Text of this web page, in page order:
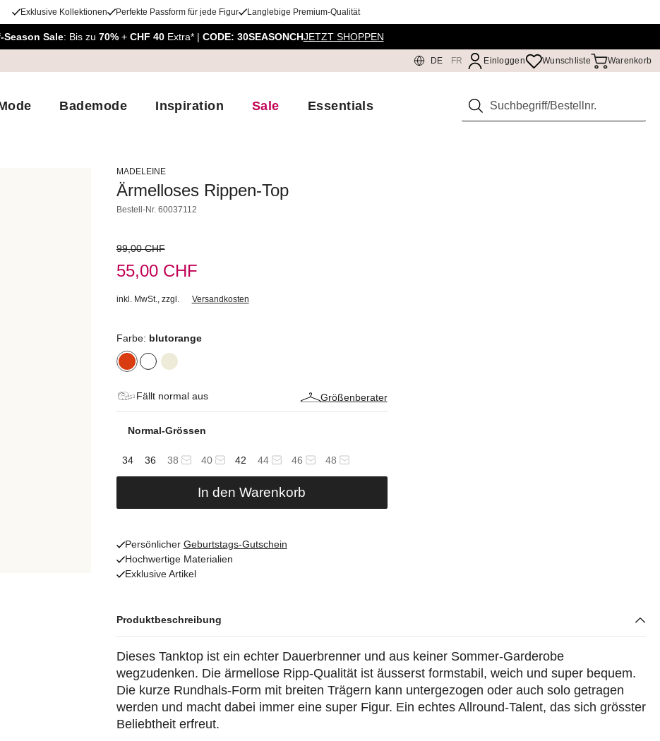
Exklusive Kollektionen Perfekte Passform für jede Figur Langlebige Premium-Qualität
Season Sale: Bis zu 70%+ CHF 40 Extra* | CODE: 30SEASONCHJETZT SHOPPEN
DE FR Einloggen Wunschliste Warenkorb
Bademode Inspiration Sale Essentials Suchen
MADELEINE
Ärmelloses Rippen-Top
Bestell-Nr. 60037112
99,00 CHF
55,00 CHF
inkl. MwSt., zzgl. Versandkosten
Farbe: blutorange
Fällt normal aus Größenberater
Normal-Grössen
34 36 38 40 42 44 46 48
In den Warenkorb
Persönlicher Geburtstags-Gutschein
Hochwertige Materialien
Exklusive Artikel
Produktbeschreibung
Dieses Tanktop ist ein echter Dauerbrenner und aus keiner Sommer-Garderobe
wegzudenken. Die ärmellose Ripp-Qualität ist äusserst formstabil, weich und super bequem.
Die kurze Rundhals-Form mit breiten Trägern kann untergezogen oder auch solo getragen
werden und macht dabei immer eine super Figur. Ein echtes Allround-Talent, das sich grösster
Beliebtheit erfreut.